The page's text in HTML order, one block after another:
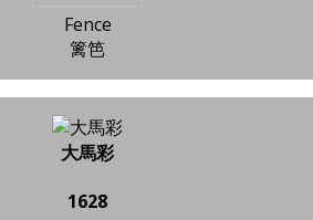
Fence
篱笆
大馬彩
1628